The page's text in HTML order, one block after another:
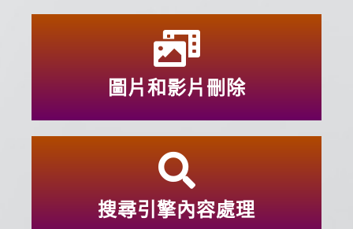
圖片和影片刪除
搜尋引擎內容處理